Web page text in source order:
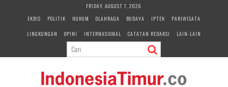
FRIDAY, AUGUST 7, 2026
EKBIS
POLITIK HUKUM OLAHRAGA BUDAYA IPTEK
PARIWISATA
LINGKUNGAN
OPINI INTERNASIONAL CATATAN REDAKSI LAIN-LAIN